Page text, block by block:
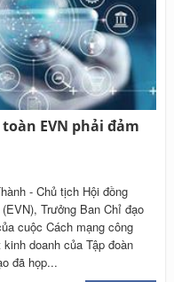
EVN phải đảm
- Chủ tịch Hội đồng
Trưởng Ban Chỉ đạo
cuộc Cách mạng công
doanh của Tập đoàn
đã họp...